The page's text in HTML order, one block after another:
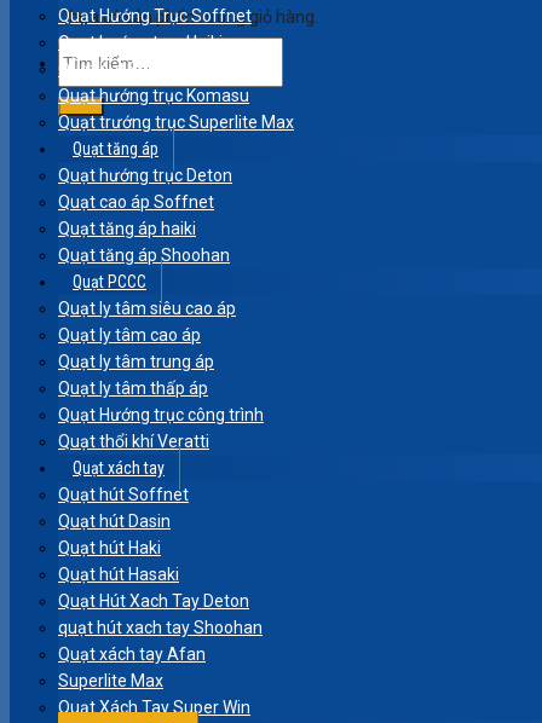
Chưa có sản phẩm trong giỏ hàng.
Quạt Hướng Trục Soffnet
Quạt hướng trục Haiki
Quạt hút Super Win
Quạt hướng trục Komasu
Quạt trướng trục Superlite Max
Quạt tăng áp
Quạt hướng trục Deton
Quạt cao áp Soffnet
Quạt tăng áp haiki
Quạt tăng áp Shoohan
Quạt PCCC
Quạt ly tâm siêu cao áp
Quạt ly tâm cao áp
Quạt ly tâm trung áp
Quạt ly tâm thấp áp
Quạt Hướng trục công trình
Quạt thổi khí Veratti
Quạt xách tay
Quạt hút Soffnet
Quạt hút Dasin
Quạt hút Haki
Quạt hút Hasaki
Quạt Hút Xach Tay Deton
quạt hút xach tay Shoohan
Quạt xách tay Afan
Superlite Max
Quạt Xách Tay Super Win